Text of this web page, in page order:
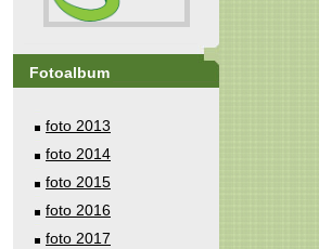
Fotoalbum
foto 2013
foto 2014
foto 2015
foto 2016
foto 2017